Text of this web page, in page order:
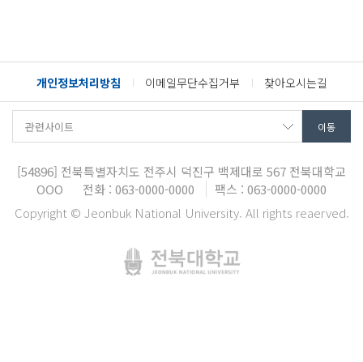
개인정보처리방침 이메일무단수집거부 찾아오시는길
[54896] 전북특별자치도 전주시 덕진구 백제대로 567 전북대학교
OOO
전화 : 063-0000-0000
팩스 : 063-0000-0000
Copyright © Jeonbuk National University. All rights reaerved.